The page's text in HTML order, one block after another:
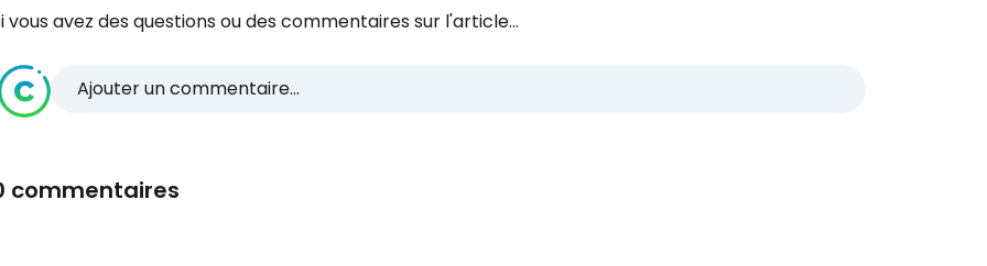
vous avez des questions ou des commentaires sur l'article...
Ajouter un commentaire...
commentaires